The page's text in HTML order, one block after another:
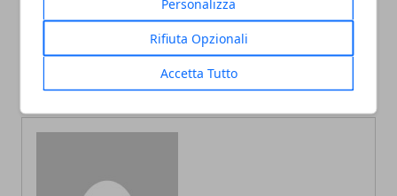
Rifiuta Opzionali
Accetta Tutto
Nasce DC Studios: James
Gunn è il nuovo Presidente
insieme a Peter Safran
The Island: Joaquin
Phoenix e Rooney Mara
protagonisti del nuovo film